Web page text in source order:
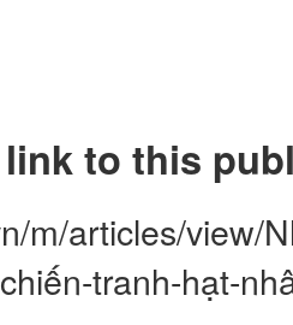
link to this
m/articles/view/
tranh-hạt-